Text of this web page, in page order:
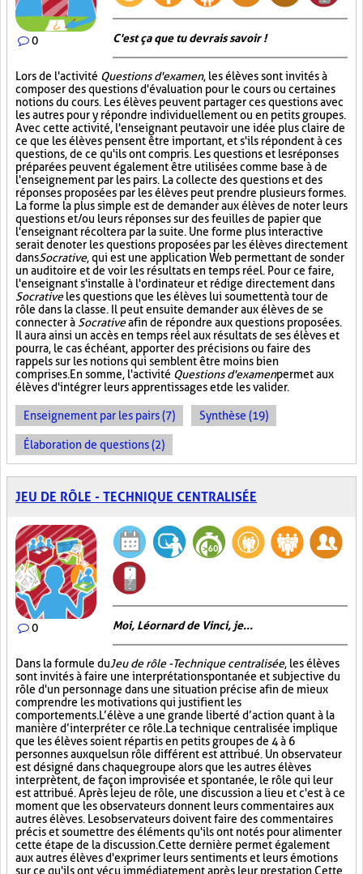
0 C'est ça que tu devrais savoir !
Lors de l'activité Questions d'examen, les élèves sont invités à
composer des questions d'évaluation pour le cours ou certaines
notions du cours. Les élèves peuvent partager ces questions avec
les autres pour y répondre individuellement ou en petits groupes.
Avec cette activité, l'enseignant peut avoir une idée plus claire de
ce que les élèves pensent être important, et s'ils répondent à ces
questions, de ce qu'ils ont compris. Les questions et les réponses
préparées peuvent également être utilisées comme base à de
l'enseignement par les pairs. La collecte des questions et des
réponses proposées par les élèves peut prendre plusieurs formes.
La forme la plus simple est de demander aux élèves de noter leurs
questions et/ou leurs réponses sur des feuilles de papier que
l'enseignant récoltera par la suite. Une forme plus interactive
serait de noter les questions proposées par les élèves directement
dansSocrative, qui est une application Web permettant de sonder
un auditoire et de voir les résultats en temps réel. Pour ce faire,
l'enseignant s'installe à l'ordinateur et rédige directement dans
Socrativeles questions que les élèves lui soumettent à tour de
rôle dans la classe. Il peut ensuite demander aux élèves de se
connecter à Socrativeafin de répondre aux questions proposées.
Il aura ainsi un accès en temps réel aux résultats de ses élèves et
pourra, le cas échéant, apporter des précisions ou faire des
rappels sur les notions qui semblent être moins bien
comprises. En somme, l'activité Questions d'examenpermet aux
élèves d'intégrer leurs apprentissages et de les valider.
Enseignement par les pairs (7) Synthèse (19)
Élaboration de questions (2)
JEU DE RÔLE - TECHNIQUE CENTRALISÉE
0 Moi, Léornard de Vinci, je...
Dans la formule duJeu de rôle - Technique centralisée, les élèves
sont invités à faire une interprétation spontanée et subjective du
rôle d'un personnage dans une situation précise afin de mieux
comprendre les motivations qui justifient les
comportements. L’élève a une grande liberté d’action quant à la
manière d’interpréter ce rôle. La technique centralisée implique
que les élèves soient répartis en petits groupes de 4 à 6
personnes auxquels un rôle différent est attribué. Un observateur
est désigné dans chaque groupe alors que les autres élèves
interprètent, de façon improvisée et spontanée, le rôle qui leur
est attribué. Après le jeu de rôle, une discussion a lieu et c'est à ce
moment que les observateurs donnent leurs commentaires aux
autres élèves. Les observateurs doivent faire des commentaires
précis et soumettre des éléments qu'ils ont notés pour alimenter
cette étape de la discussion. Cette dernière permet également
aux autres élèves d'exprimer leurs sentiments et leurs émotions
sur ce qu'ils ont vécu immédiatement après leur prestation. Cette